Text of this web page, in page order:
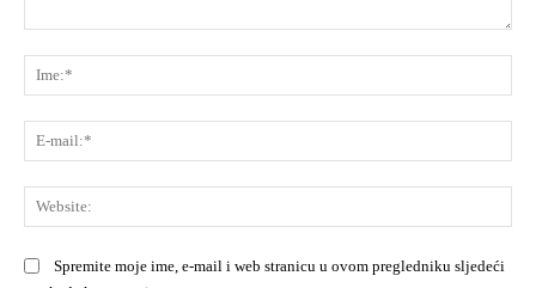
Spremite moje ime, e-mail i web stranicu u ovom pregledniku sljedeći